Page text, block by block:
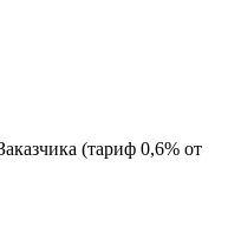
(тариф 0,6% от